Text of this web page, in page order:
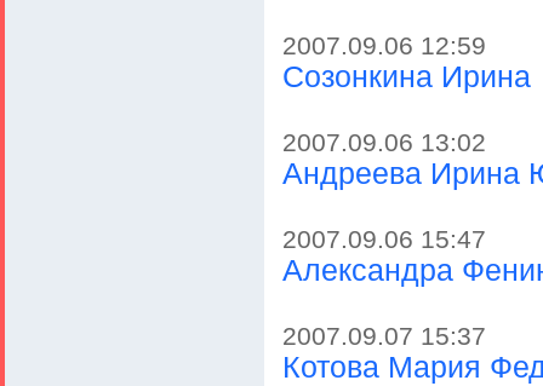
2007.09.06 12:59
Созонкина Ирина
2007.09.06 13:02
Андреева Ирина
2007.09.06 15:47
Александра
2007.09.07 15:37
Котова Мария